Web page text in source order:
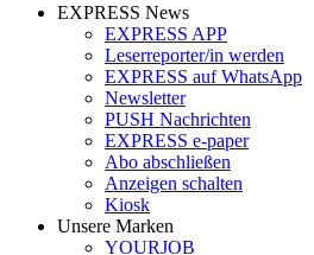
EXPRESS News
EXPRESS APP
Leserreporter/in werden
EXPRESS auf WhatsApp
Newsletter
PUSH Nachrichten
EXPRESS e-paper
Abo abschließen
Anzeigen schalten
Kiosk
Unsere Marken
YOURJOB